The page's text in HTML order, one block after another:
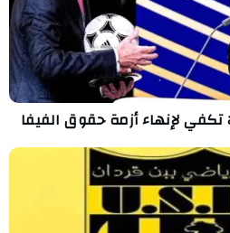
تكفي لإنهاء أزمة حقوق الفيفا